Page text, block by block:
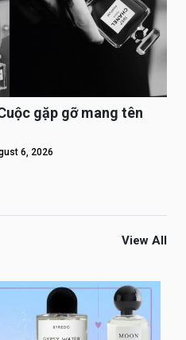
gặp gỡ mang tên
6, 2026
View All